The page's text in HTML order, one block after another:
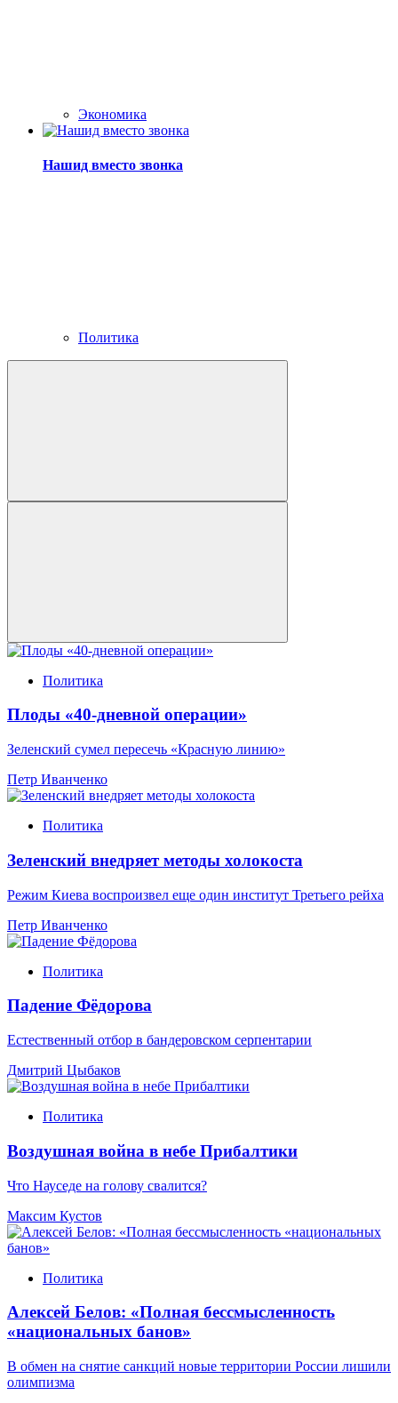
Экономика
Нашид вместо звонка
Политика
Политика
Плоды «40-дневной операции»
Зеленский сумел пересечь «Красную линию»
Петр Иванченко
Политика
Зеленский внедряет методы холокоста
Режим Киева воспроизвел еще один институт Третьего рейха
Петр Иванченко
Политика
Падение Фёдорова
Естественный отбор в бандеровском серпентарии
Дмитрий Цыбаков
Политика
Воздушная война в небе Прибалтики
Что Науседе на голову свалится?
Максим Кустов
Политика
Алексей Белов: «Полная бессмысленность
«национальных банов»
В обмен на снятие санкций новые территории России лишили
олимпизма